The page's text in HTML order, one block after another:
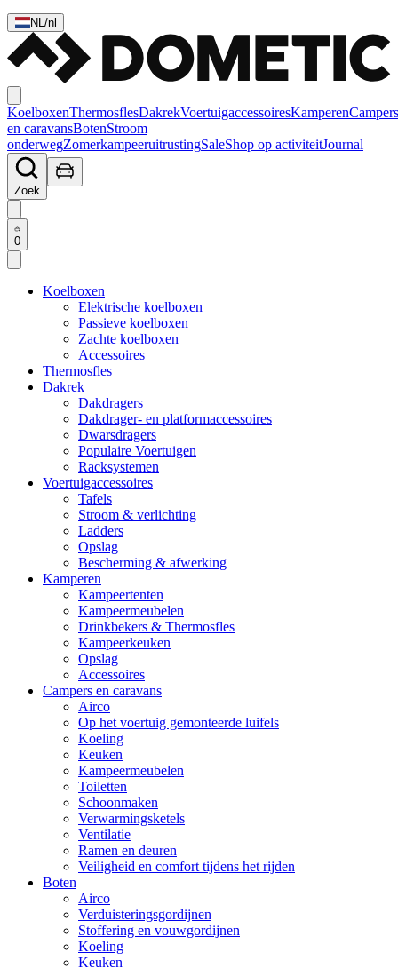
NL/nl
KoelboxenThermosflesDakrekVoertuigaccessoiresKamperenCampers
en caravansBotenStroom
onderwegZomerkampeeruitrustingSaleShop op activiteitJournal
Zoek
0
Koelboxen
Elektrische koelboxen
Passieve koelboxen
Zachte koelboxen
Accessoires
Thermosfles
Dakrek
Dakdragers
Dakdrager- en platformaccessoires
Dwarsdragers
Populaire Voertuigen
Racksystemen
Voertuigaccessoires
Tafels
Stroom & verlichting
Ladders
Opslag
Bescherming & afwerking
Kamperen
Kampeertenten
Kampeermeubelen
Drinkbekers & Thermosfles
Kampeerkeuken
Opslag
Accessoires
Campers en caravans
Airco
Op het voertuig gemonteerde luifels
Koeling
Keuken
Kampeermeubelen
Toiletten
Schoonmaken
Verwarmingsketels
Ventilatie
Ramen en deuren
Veiligheid en comfort tijdens het rijden
Boten
Airco
Verduisteringsgordijnen
Stoffering en vouwgordijnen
Koeling
Keuken